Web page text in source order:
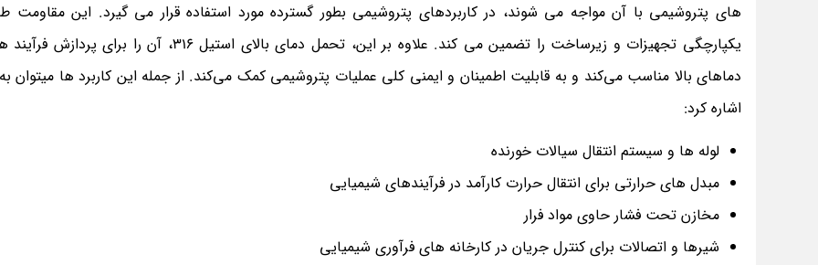
های پتروشیمی با آن مواجه می شوند، در کاربردهای پتروشیمی بطور گسترده مورد استفاده قرار می گیرد. این مقاومت
یکپارچگی تجهیزات و زیرساخت را تضمین می کند. علاوه بر این، تحمل دمای بالای استیل 316،
دماهای بالا مناسب می‌کند و به قابلیت اطمینان و ایمنی کلی عملیات پتروشیمی کمک می‌کند. از جمله این کاربرد ها میتوان به
اشاره کرد:
لوله ها و سیستم انتقال سیالات خورنده
مبدل های حرارتی برای انتقال حرارت کارآمد در فرآیندهای شیمیایی
مخازن تحت فشار حاوی مواد فرار
شیرها و اتصالات برای کنترل جریان در کارخانه های فرآوری شیمیایی